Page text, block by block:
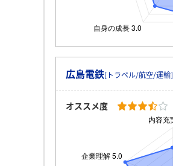
広島電鉄[トラベル/航空/運輸]
オススメ度